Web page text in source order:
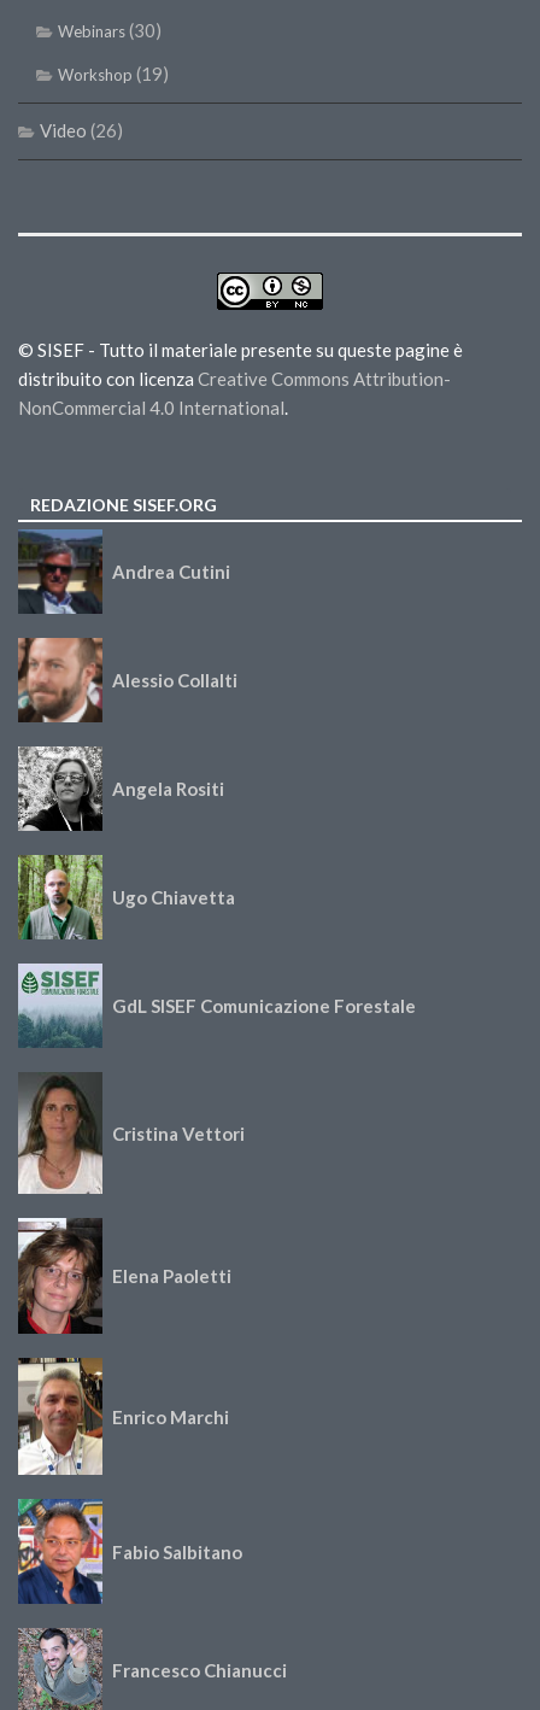
Webinars(30)
Workshop (19)
Video (26)
© SISEF - Tutto il materiale presente su queste pagine è
distribuito con licenza Creative Commons Attribution-
NonCommercial 4.0 International.
REDAZIONE SISEF.ORG
Andrea Cutini
Alessio Collalti
Angela Rositi
Ugo Chiavetta
GdL SISEF Comunicazione Forestale
Cristina Vettori
Elena Paoletti
Enrico Marchi
Fabio Salbitano
Francesco Chianucci